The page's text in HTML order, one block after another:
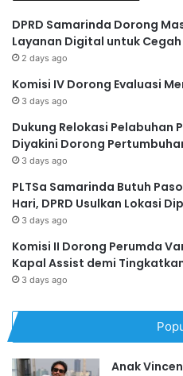
DPRD Samarinda Dorong
Layanan Digital untuk
2 days ago
Komisi IV Dorong Evaluasi
3 days ago
Dukung Relokasi Pelabuhan
Diyakini Dorong
3 days ago
PLTSa Samarinda Butuh
Hari, DPRD Usulkan Lokasi
3 days ago
Komisi II Dorong Perumda
Kapal Assist demi
3 days ago
Anak